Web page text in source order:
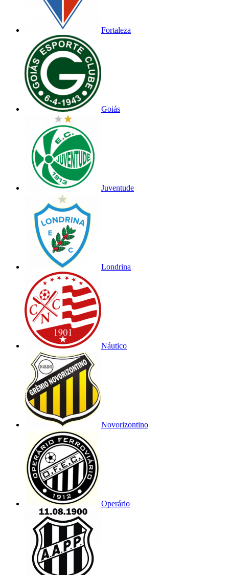
Fortaleza
Goiás
Juventude
Londrina
Náutico
Novorizontino
Operário